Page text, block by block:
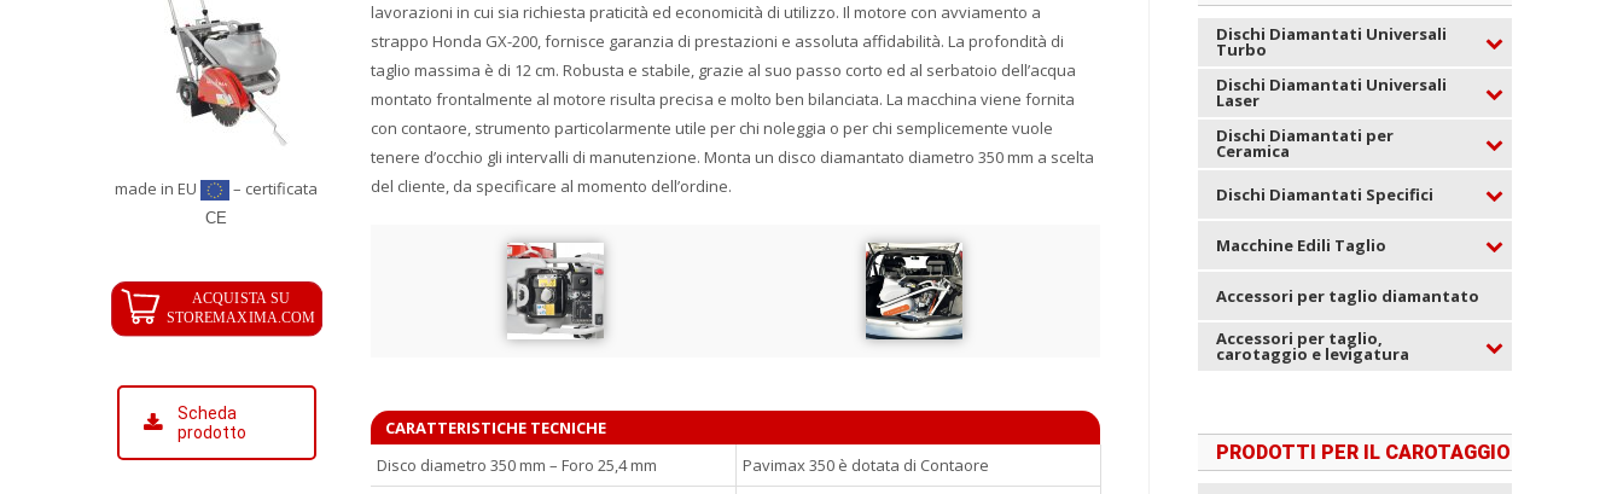
made in EU – certificata
CE
Scheda
prodotto
lavorazioni in cui sia richiesta praticità ed economicità di utilizzo. Il motore con avviamento a
strappo Honda GX-200, fornisce garanzia di prestazioni e assoluta affidabilità. La profondità di
taglio massima è di 12 cm. Robusta e stabile, grazie al suo passo corto ed al serbatoio dell’acqua
montato frontalmente al motore risulta precisa e molto ben bilanciata. La macchina viene fornita
con contaore, strumento particolarmente utile per chi noleggia o per chi semplicemente vuole
tenere d’occhio gli intervalli di manutenzione. Monta un disco diamantato diametro 350 mm a scelta
del cliente, da specificare al momento dell’ordine.
CARATTERISTICHE TECNICHE
Disco diametro 350 mm – Foro 25,4 mm
Pavimax 350 è dotata di Contaore
Dischi Diamantati Universali
Turbo
Dischi Diamantati Universali
Laser
Dischi Diamantati per
Ceramica
Dischi Diamantati Specifici
Macchine Edili Taglio
Accessori per taglio diamantato
Accessori per taglio,
carotaggio e levigatura
PRODOTTI PER IL CAROTAGGIO